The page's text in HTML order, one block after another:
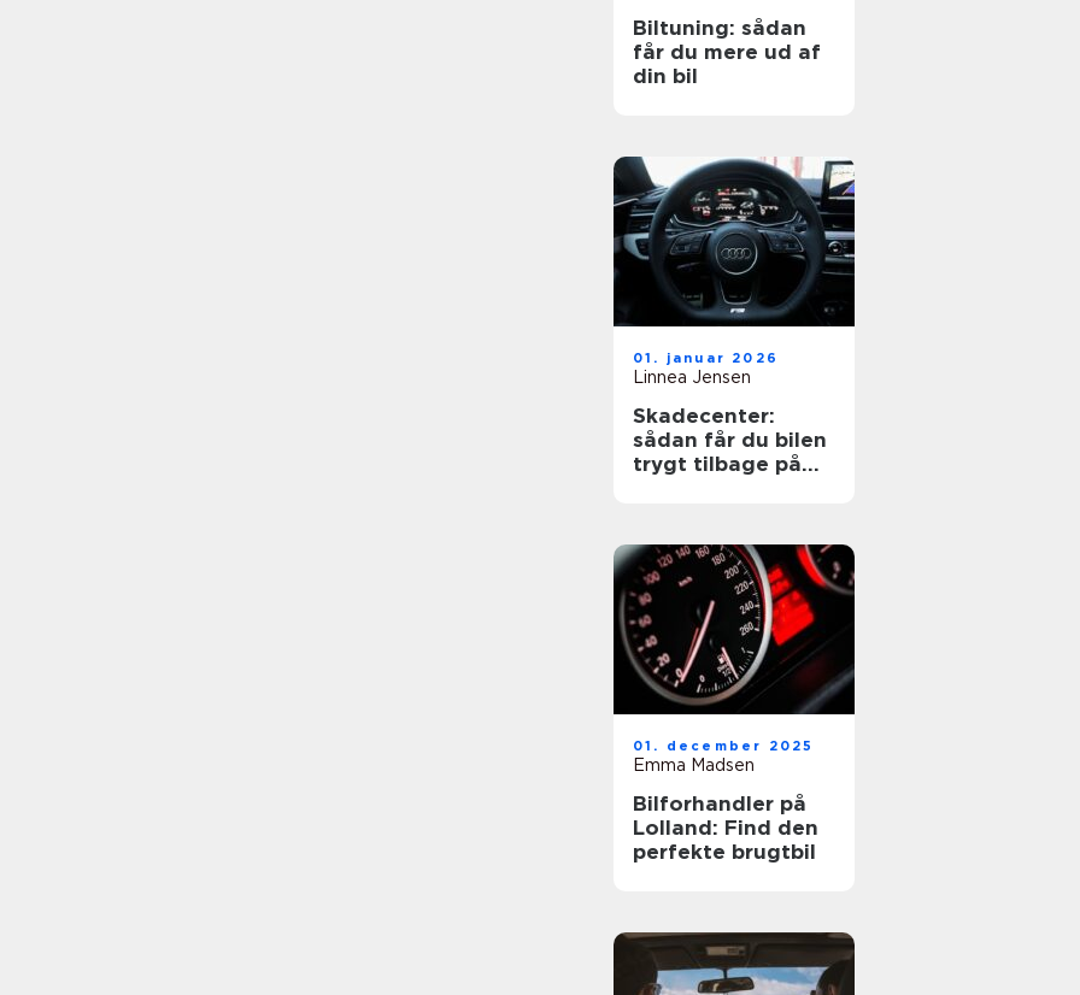
Biltuning: sådan
får du mere ud af
din bil
01. januar 2026
Linnea Jensen
Skadecenter:
sådan får du bilen
trygt tilbage på
01. december 2025
Emma Madsen
Bilforhandler på
Lolland: Find den
perfekte brugtbil